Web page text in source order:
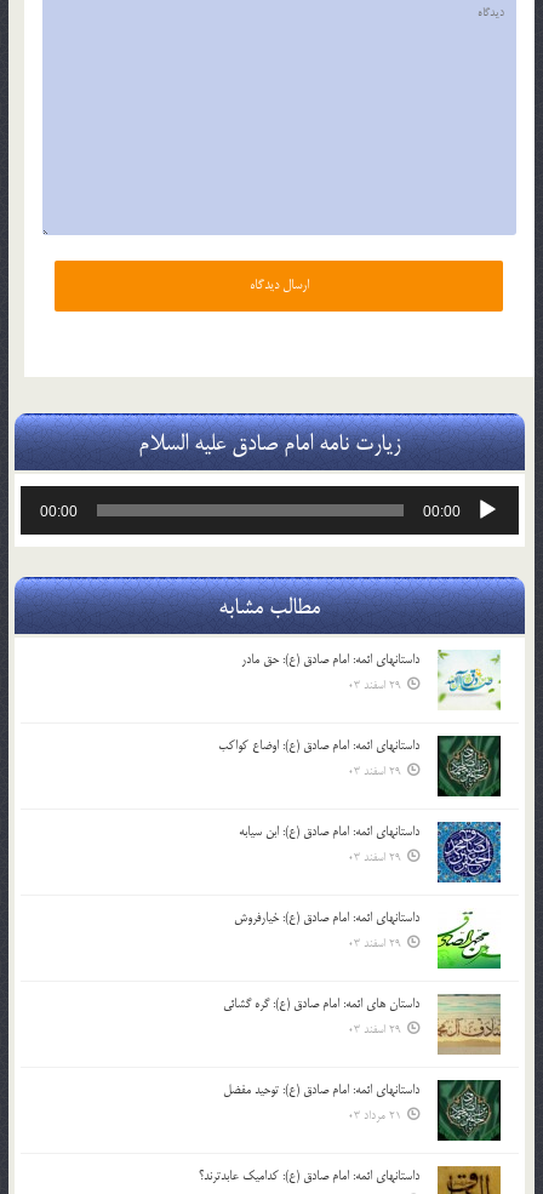
زیارت نامه امام صادق علیه السلام
پخش‌کننده
00:00
00:00
مطالب مشابه
داستانهای ائمه: امام صادق (ع): حق مادر
29 اسفند 03
داستانهای ائمه: امام صادق (ع): اوضاع کواکب
29 اسفند 03
داستانهای ائمه: امام صادق (ع): ابن سیابه
29 اسفند 03
داستانهای ائمه: امام صادق (ع): خیارفروش
29 اسفند 03
داستان های ائمه: امام صادق (ع): گره گشائی
29 اسفند 03
داستانهای ائمه: امام صادق (ع): توحید مفضل
21 مرداد 03
داستانهای ائمه: امام صادق (ع): کدامیک عابدترند؟